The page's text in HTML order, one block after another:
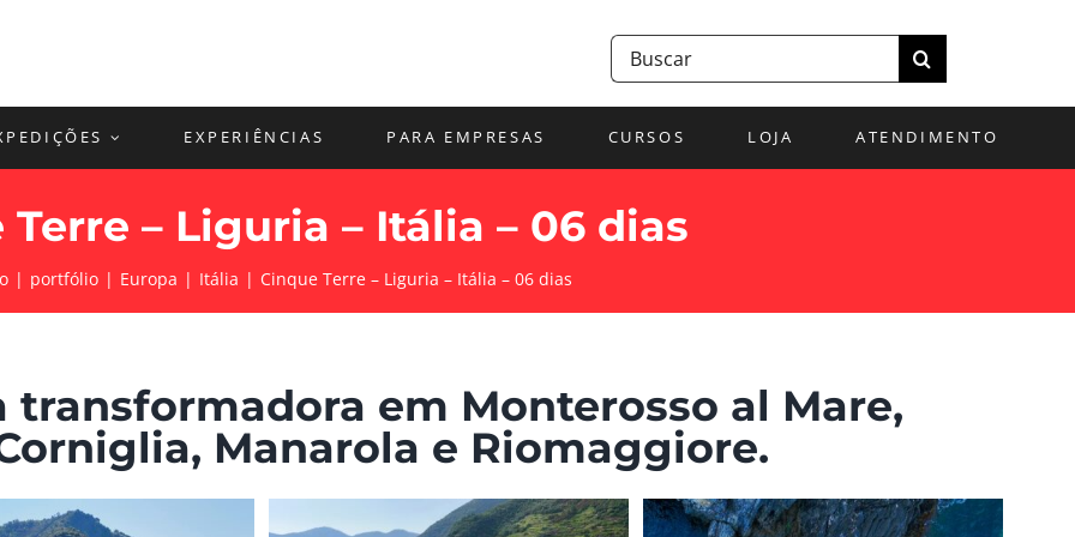
Buscar
resultados
EXPERIÊNCIAS PARA EMPRESAS CURSOS LOJA ATENDIMENTO
Terre – Liguria – Itália – 06 dias
portfólio Europa Itália Cinque Terre – Liguria – Itália – 06 dias
transformadora em Monterosso al Mare,
Manarola e Riomaggiore.